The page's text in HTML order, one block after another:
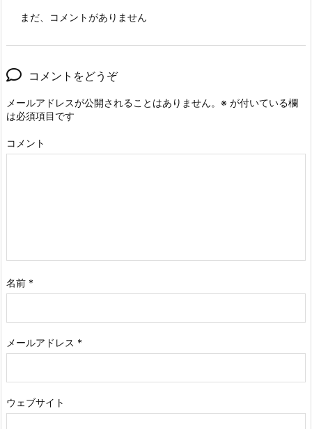
まだ、コメントがありません
コメントをどうぞ
メールアドレスが公開されることはありません。 ※ が付いている欄
は必須項目です
コメント
名前 *
メールアドレス *
ウェブサイト